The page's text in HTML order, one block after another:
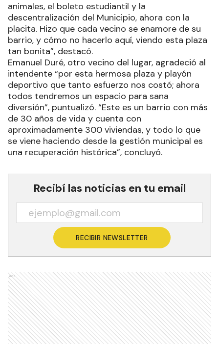
animales, el boleto estudiantil y la
descentralización del Municipio, ahora con la
placita. Hizo que cada vecino se enamore de su
barrio, y cómo no hacerlo aquí, viendo esta plaza
tan bonita”, destacó.
Emanuel Duré, otro vecino del lugar, agradeció al
intendente “por esta hermosa plaza y playón
deportivo que tanto esfuerzo nos costó; ahora
todos tendremos un espacio para sana
diversión”, puntualizó. “Este es un barrio con más
de 30 años de vida y cuenta con
aproximadamente 300 viviendas, y todo lo que
se viene haciendo desde la gestión municipal es
una recuperación histórica”, concluyó.
Recibí las noticias en tu email
RECIBIR NEWSLETTER
Ads